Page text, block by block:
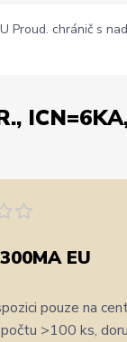
Proud. chránič s
EU
pouze na
>100 ks,